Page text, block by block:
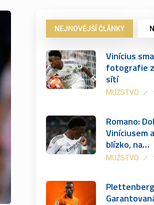
NEJNOVĚJŠÍ ČLÁNKY
Vinícius
fotografie
sítí
MUŽSTVO
Romano:
Viníciusem
blízko, na…
MUŽSTVO